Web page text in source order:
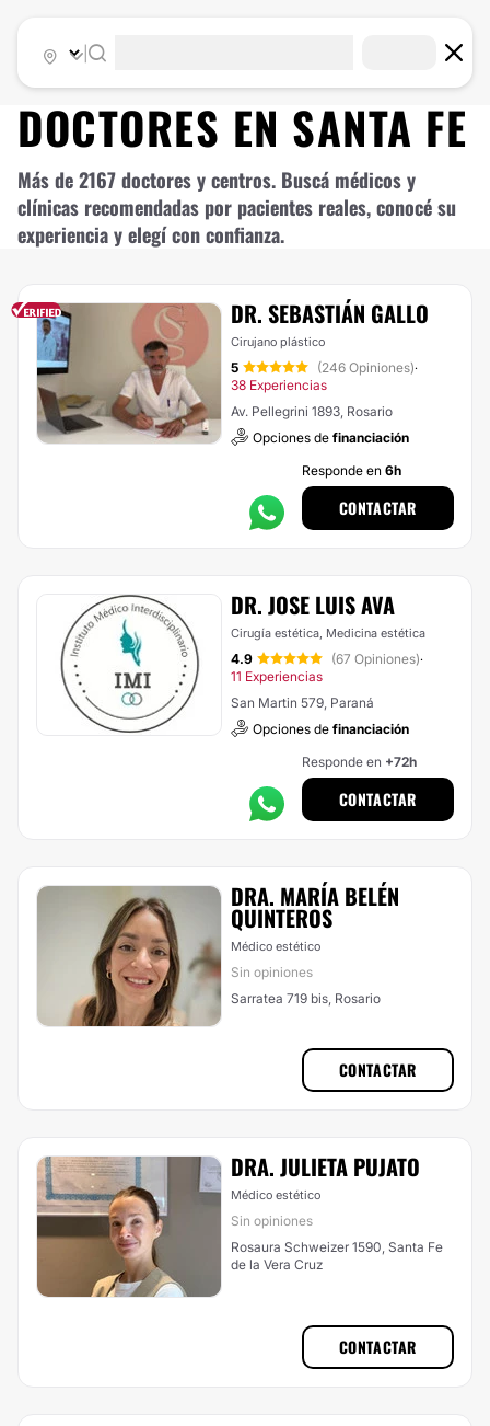
DOCTORES EN SANTA FE
Más de 2167 doctores y centros. Buscá médicos y
clínicas recomendadas por pacientes reales, conocé su
experiencia y elegí con confianza.
DR. SEBASTIÁN GALLO
Cirujano plástico
5 (246 Opiniones)·
38 Experiencias
Av. Pellegrini 1893, Rosario
Opciones de financiación
Responde en 6h
CONTACTAR
DR. JOSE LUIS AVA
Cirugía estética, Medicina estética
4.9 (67 Opiniones)·
11 Experiencias
San Martin 579, Paraná
Opciones de financiación
Responde en +72h
CONTACTAR
DRA. MARÍA BELÉN
QUINTEROS
Médico estético
Sin opiniones
Sarratea 719 bis, Rosario
CONTACTAR
DRA. JULIETA PUJATO
Médico estético
Sin opiniones
Rosaura Schweizer 1590, Santa Fe
de la Vera Cruz
CONTACTAR